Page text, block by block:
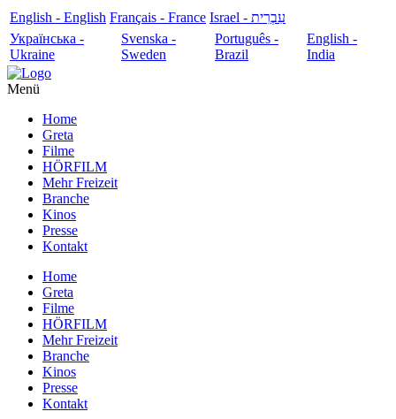
English - English Français - France
עִבְרִית - Israel
Українська -
Ukraine
Svenska -
Sweden
Português -
Brazil
English -
India
Menü
Home
Greta
Filme
HÖRFILM
Mehr Freizeit
Branche
Kinos
Presse
Kontakt
Home
Greta
Filme
HÖRFILM
Mehr Freizeit
Branche
Kinos
Presse
Kontakt